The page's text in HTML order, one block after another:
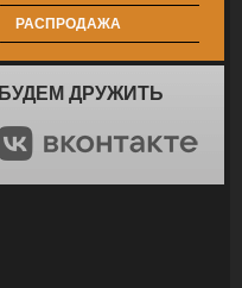
РАСПРОДАЖА
БУДЕМ ДРУЖИТЬ